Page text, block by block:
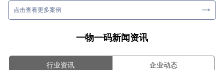
点击查看更多案例
一物一码新闻资讯
行业资讯 企业动态